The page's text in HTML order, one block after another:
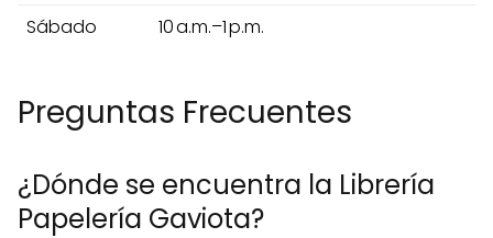
Sábado
10 a.m.–1 p.m.
Preguntas Frecuentes
¿Dónde se encuentra la Librería
Papelería Gaviota?